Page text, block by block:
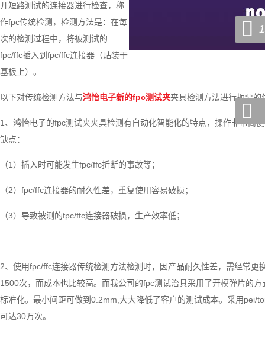
开短路测试的连接器进行检查，称
作fpc传统检测，检测方法是：在每
次的检测过程中，将被测试的
fpc/ffc插入到fpc/ffc连接器（贴装于
基板上）。
以下对传统检测方法与鸿怡电子新的fpc测试夹夹具检测方法进行扼要的
1、鸿怡电子的fpc测试夹夹具检测有自动化智能化的特点，操作非常简
缺点：
（1）插入时可能发生fpc/ffc折断的事故等；
（2）fpc/ffc连接器的耐久性差，重复使用容易破损；
（3）导致被测的fpc/ffc连接器破损，生产效率低；
2、使用fpc/ffc连接器传统检测方法检测时，因产品耐久性差，需经常更
1500次，而成本也比较高。而我公司的fpc测试治具采用了开模弹片的
标准化。最小间距可做到0.2mm,大大降低了客户的测试成本。采用pei/
可达30万次。

